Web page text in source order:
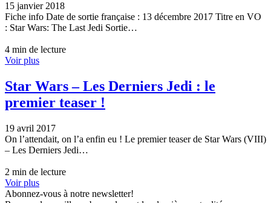
15 janvier 2018
Fiche info Date de sortie française : 13 décembre 2017 Titre en VO
: Star Wars: The Last Jedi Sortie…
4 min de lecture
Voir plus
Star Wars – Les Derniers Jedi : le
premier teaser !
19 avril 2017
On l’attendait, on l’a enfin eu ! Le premier teaser de Star Wars (VIII)
– Les Derniers Jedi…
2 min de lecture
Voir plus
Abonnez-vous à notre newsletter!